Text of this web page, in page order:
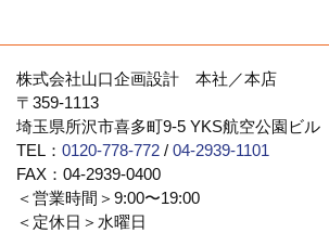
株式会社山口企画設計 本社／本店
〒359-1113
埼玉県所沢市喜多町9-5 YKS航空公園ビル
TEL： 0120-778-772 / 04-2939-1101
FAX：04-2939-0400
＜営業時間＞9:00〜19:00
＜定休日＞水曜日